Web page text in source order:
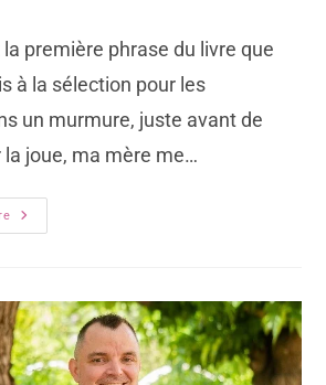
première phrase du livre que
à la sélection pour les
un murmure, juste avant de
joue, ma mère me…